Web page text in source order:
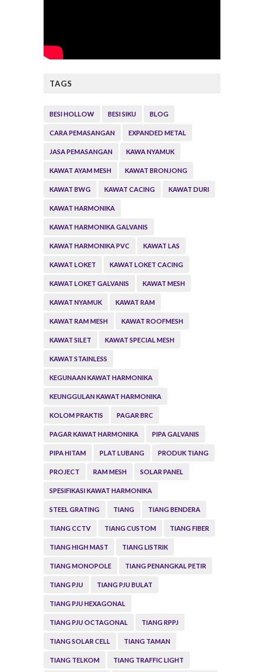
TAGS
BESI HOLLOW BESI SIKU BLOG
CARA PEMASANGAN EXPANDED METAL
JASA PEMASANGAN KAWA NYAMUK
KAWAT AYAM MESH KAWAT BRONJONG
KAWAT BWG KAWAT CACING KAWAT DURI
KAWAT HARMONIKA
KAWAT HARMONIKA GALVANIS
KAWAT HARMONIKA PVC KAWAT LAS
KAWAT LOKET KAWAT LOKET CACING
KAWAT LOKET GALVANIS KAWAT MESH
KAWAT NYAMUK KAWAT RAM
KAWAT RAM MESH KAWAT ROOFMESH
KAWAT SILET KAWAT SPECIAL MESH
KAWAT STAINLESS
KEGUNAAN KAWAT HARMONIKA
KEUNGGULAN KAWAT HARMONIKA
KOLOM PRAKTIS PAGAR BRC
PAGAR KAWAT HARMONIKA PIPA GALVANIS
PIPA HITAM PLAT LUBANG PRODUK TIANG
PROJECT RAM MESH SOLAR PANEL
SPESIFIKASI KAWAT HARMONIKA
STEEL GRATING TIANG TIANG BENDERA
TIANG CCTV TIANG CUSTOM TIANG FIBER
TIANG HIGH MAST TIANG LISTRIK
TIANG MONOPOLE TIANG PENANGKAL PETIR
TIANG PJU TIANG PJU BULAT
TIANG PJU HEXAGONAL
TIANG PJU OCTAGONAL TIANG RPPJ
TIANG SOLAR CELL TIANG TAMAN
TIANG TELKOM TIANG TRAFFIC LIGHT